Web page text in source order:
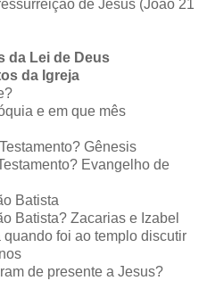
de Jesus (João 21
da Lei de Deus
da Igreja
e em que mês
Gênesis
Evangelho de
Batista
Batista? Zacarias e Izabel
foi ao templo discutir
de presente a Jesus?